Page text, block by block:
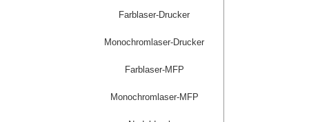
Farblaser-Drucker
Monochromlaser-Drucker
Farblaser-MFP
Monochromlaser-MFP